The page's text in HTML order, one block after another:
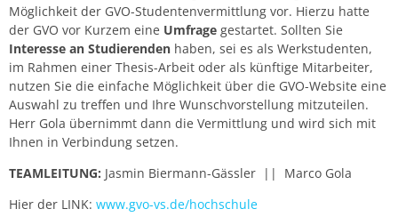
Möglichkeit der GVO-Studentenvermittlung vor. Hierzu hatte
der GVO vor Kurzem eine Umfrage gestartet. Sollten Sie
Interesse an Studierenden haben, sei es als Werkstudenten,
im Rahmen einer Thesis-Arbeit oder als künftige Mitarbeiter,
nutzen Sie die einfache Möglichkeit über die GVO-Website eine
Auswahl zu treffen und Ihre Wunschvorstellung mitzuteilen.
Herr Gola übernimmt dann die Vermittlung und wird sich mit
Ihnen in Verbindung setzen.
TEAMLEITUNG: Jasmin Biermann-Gässler || Marco Gola
Hier der LINK: www.gvo-vs.de/hochschule